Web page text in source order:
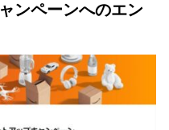
ンペーンへのエン